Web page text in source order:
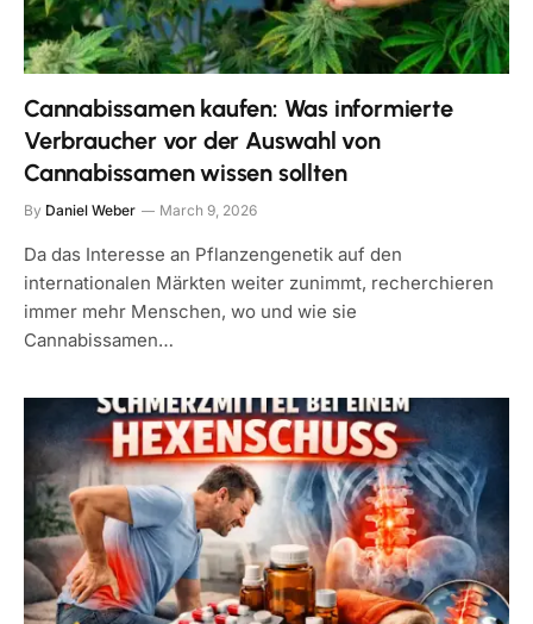
Cannabissamen kaufen: Was informierte
Verbraucher vor der Auswahl von
Cannabissamen wissen sollten
By Daniel Weber March 9, 2026
Da das Interesse an Pflanzengenetik auf den
internationalen Märkten weiter zunimmt, recherchieren
immer mehr Menschen, wo und wie sie
Cannabissamen…